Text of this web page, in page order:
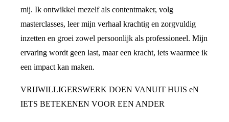
mij. Ik ontwikkel mezelf als contentmaker, volg
masterclasses, leer mijn verhaal krachtig en zorgvuldig
inzetten en groei zowel persoonlijk als professioneel. Mijn
ervaring wordt geen last, maar een kracht, iets waarmee ik
een impact kan maken.
VRIJWILLIGERSWERK DOEN VANUIT HUIS eN
IETS BETEKENEN VOOR EEN ANDER